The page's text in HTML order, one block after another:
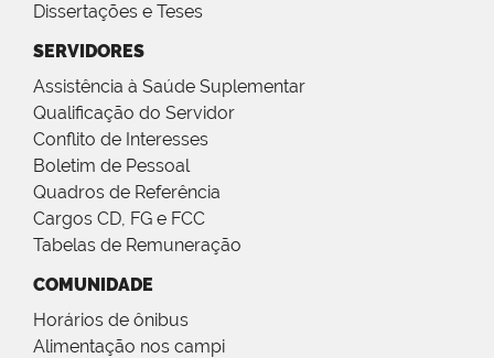
Dissertações e Teses
SERVIDORES
Assistência à Saúde Suplementar
Qualificação do Servidor
Conflito de Interesses
Boletim de Pessoal
Quadros de Referência
Cargos CD, FG e FCC
Tabelas de Remuneração
COMUNIDADE
Horários de ônibus
Alimentação nos campi